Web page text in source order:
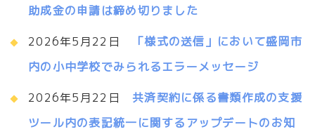
助成金の申請は締め切りました
2026年5月22日
「様式の送信」において盛岡市
内の小中学校でみられるエラーメッセージ
2026年5月22日共済契約に係る書類作成の支援
ツール内の表記統一に関するアップデートのお知